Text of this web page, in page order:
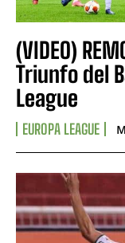
(VIDEO)
Triunfo del
League
EUROPA LEAGUE